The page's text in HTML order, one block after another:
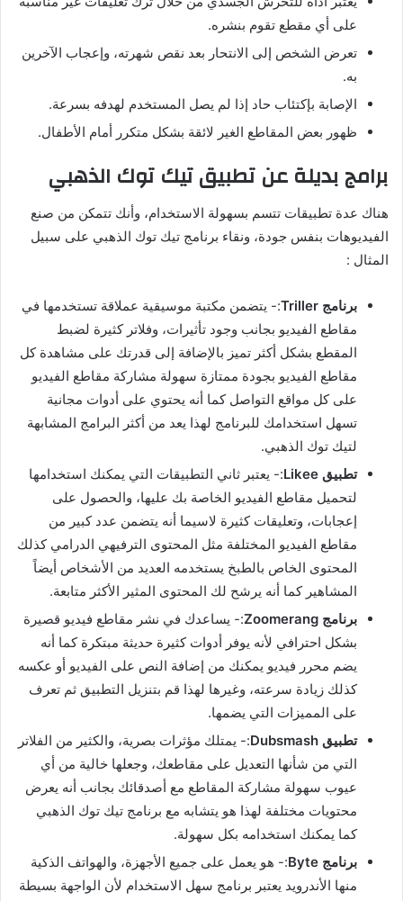
على أي مقطع تقوم بنشره.
تعرض الشخص إلى الانتحار بعد نقص شهرته، وإعجاب الآخرين
به.
الإصابة بإكتئاب حاد إذا لم يصل المستخدم لهدفه بسرعة.
ظهور بعض المقاطع الغير لائقة بشكل متكرر أمام الأطفال.
برامجبديلةعنتطبيقتيكتوك الذهبي
هناك عدة تطبيقات تتسم بسهولة الاستخدام، وأنك تتمكن من صنع
الفيديوهات بنفس جودة، ونقاء برنامج تيك توك الذهبي على سبيل
المثال :
برنامج :- يتضمن مكتبة موسيقية عملاقة تستخدمها في
مقاطع الفيديو بجانب وجود تأثيرات، وفلاتر كثيرة لضبط
المقطع بشكل أكثر تميز بالإضافة إلى قدرتك على مشاهدة كل
مقاطع الفيديو بجودة ممتازة سهولة مشاركة مقاطع الفيديو
على كل مواقع التواصل كما أنه يحتوي على أدوات مجانية
تسهل استخدامك للبرنامج لهذا يعد من أكثر البرامج المشابهة
لتيك توك الذهبي.
تطبيق
:- يعتبر ثاني التطبيقات التي يمكنك استخدامها
لتحميل مقاطع الفيديو الخاصة بك عليها، والحصول على
إعجابات، وتعليقات كثيرة لاسيما أنه يتضمن عدد كبير من
مقاطع الفيديو المختلفة مثل المحتوى الترفيهي الدرامي كذلك
المحتوى الخاص بالطبخ يستخدمه العديد من الأشخاص أيضاً
المشاهير كما أنه يرشح لك المحتوى المثير الأكثر متابعة.
برنامج
:- يساعدك في نشر مقاطع فيديو قصيرة
بشكل احترافي لأنه يوفر أدوات كثيرة حديثة مبتكرة كما أنه
يضم محرر فيديو يمكنك من إضافة النص على الفيديو أو عكسه
كذلك زيادة سرعته، وغيرها لهذا قم بتنزيل التطبيق ثم تعرف
على المميزات التي يضمها.
تطبيق
:- يمتلك مؤثرات بصرية، والكثير من الفلاتر
التي من شأنها التعديل على مقاطعك، وجعلها خالية من أي
عيوب سهولة مشاركة المقاطع مع أصدقائك بجانب أنه يعرض
محتويات مختلفة لهذا هو يتشابه مع برنامج تيك توك الذهبي
كما يمكنك استخدامه بكل سهولة.
برنامج
:- هو يعمل على جميع الأجهزة، والهواتف الذكية
منها الأندرويد يعتبر برنامج سهل الاستخدام لأن الواجهة بسيطة